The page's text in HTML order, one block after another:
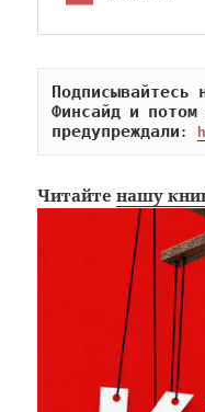
Подписывайтесь
Финсайд и
предупреждали:
Читайтенашу